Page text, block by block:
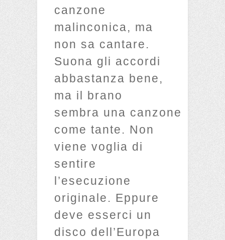
canzone
malinconica, ma
non sa cantare.
Suona gli accordi
abbastanza bene,
ma il brano
sembra una canzone
come tante. Non
viene voglia di
sentire
l’esecuzione
originale. Eppure
deve esserci un
disco dell’Europa